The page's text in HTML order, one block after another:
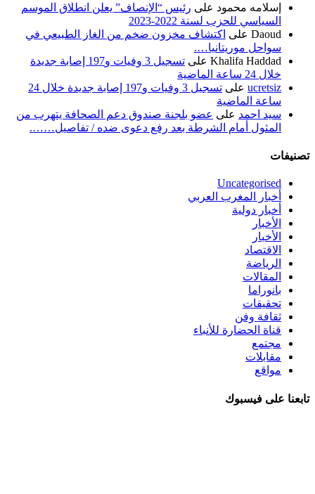
إسلامه محمود على رئيس “الإنصاف” يعلن انطلاق الموسم
السياسي للحزب لسنة 2022-2023
Daoud على اكتشاف مخزون ضخم من الغاز الطبيعي في
سواحل موريتانيا….
Khalifa Haddad على
تسجيل 3 وفيات و197 إصابة جديدة
خلال 24 ساعة الماضية
ucretsiz على
تسجيل 3 وفيات و197 إصابة جديدة خلال 24
ساعة الماضية
سيد احمد على عضو بلجنة صندوق دعم الصحافة يتهرب من
المثول أمام الشرطة بعد رفع دعوى ضده / تفاصيل…….
تصنيفات
Uncategorised
أخبار المغرب العربي
أخبار دولية
الأخبار
الأخبار
الاقتصاد
الرياضة
المقالات
بانوراما
تحقيقات
ثقافة وفن
قناة الحضارة للأنباء
مجتمع
مقابلات
مواقع
تابعنا على فيسبوك